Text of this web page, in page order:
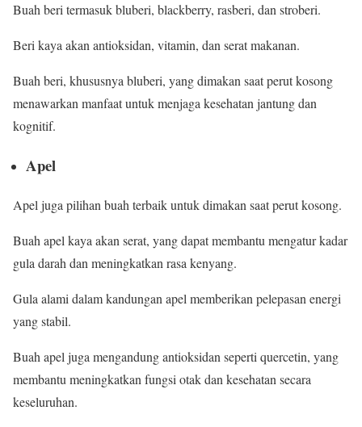
Buah beri termasuk bluberi, blackberry, rasberi, dan stroberi.
Beri kaya akan antioksidan, vitamin, dan serat makanan.
Buah beri, khususnya bluberi, yang dimakan saat perut kosong
menawarkan manfaat untuk menjaga kesehatan jantung dan
kognitif.
Apel
Apel juga pilihan buah terbaik untuk dimakan saat perut kosong.
Buah apel kaya akan serat, yang dapat membantu mengatur kadar
gula darah dan meningkatkan rasa kenyang.
Gula alami dalam kandungan apel memberikan pelepasan energi
yang stabil.
Buah apel juga mengandung antioksidan seperti quercetin, yang
membantu meningkatkan fungsi otak dan kesehatan secara
keseluruhan.